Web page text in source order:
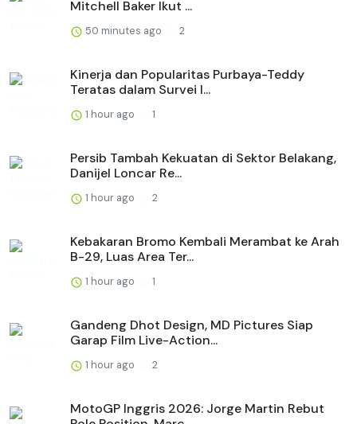
Mitchell Baker Ikut ...
50 minutes ago 2
Kinerja dan Popularitas Purbaya-Teddy
Teratas dalam Survei I...
1 hour ago 1
Persib Tambah Kekuatan di Sektor Belakang,
Danijel Loncar Re...
1 hour ago 2
Kebakaran Bromo Kembali Merambat ke Arah
B-29, Luas Area Ter...
1 hour ago 1
Gandeng Dhot Design, MD Pictures Siap
Garap Film Live-Action...
1 hour ago 2
MotoGP Inggris 2026: Jorge Martin Rebut